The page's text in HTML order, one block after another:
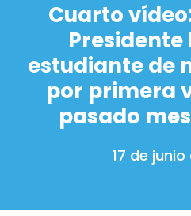
Cuarto
Presidente
estudiante de
por primera
pasado
17 de junio